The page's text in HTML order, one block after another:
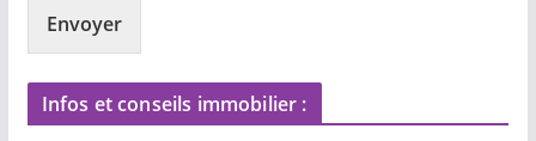
Envoyer
Infos et conseils immobilier :